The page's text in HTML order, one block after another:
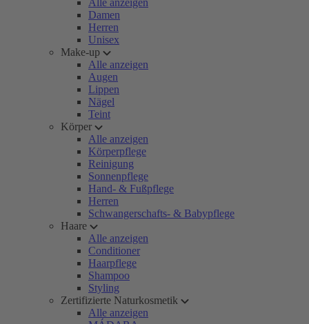
Alle anzeigen
Damen
Herren
Unisex
Make-up
Alle anzeigen
Augen
Lippen
Nägel
Teint
Körper
Alle anzeigen
Körperpflege
Reinigung
Sonnenpflege
Hand- & Fußpflege
Herren
Schwangerschafts- & Babypflege
Haare
Alle anzeigen
Conditioner
Haarpflege
Shampoo
Styling
Zertifizierte Naturkosmetik
Alle anzeigen